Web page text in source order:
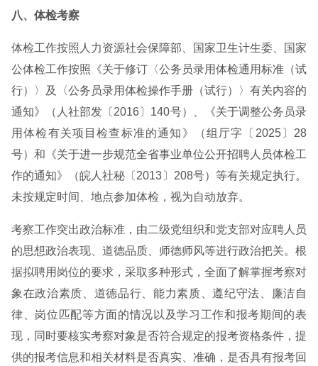
八、体检考察
体检工作按照人力资源社会保障部、国家卫生计生委、国家
公体检工作按照《关于修订〈公务员录用体检通用标准（试
行）〉及〈公务员录用体检操作手册（试行）〉有关内容的
通知》（人社部发〔2016〕140号）、《关于调整公务员录
用体检有关项目检查标准的通知》（组厅字〔2025〕28
号）和《关于进一步规范全省事业单位公开招聘人员体检工
作的通知》（皖人社秘〔2013〕208号）等有关规定执行。
未按规定时间、地点参加体检，视为自动放弃。
考察工作突出政治标准，由二级党组织和党支部对应聘人员
的思想政治表现、道德品质、师德师风等进行政治把关。根
据拟聘用岗位的要求，采取多种形式，全面了解掌握考察对
象在政治素质、道德品行、能力素质、遵纪守法、廉洁自
律、岗位匹配等方面的情况以及学习工作和报考期间的表
现，同时要核实考察对象是否符合规定的报考资格条件，提
供的报考信息和相关材料是否真实、准确，是否具有报考回